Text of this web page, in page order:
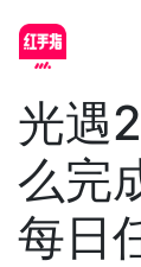
光遇
么完
每日